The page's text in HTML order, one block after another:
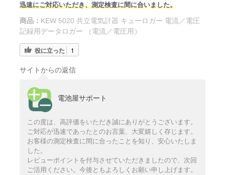
迅速にご対応いただき、測定検査に間に合いました。
商品： KEW 5020 共立電気計器 キューロガー 電流／電圧
記録用データロガー （電流／電圧用）
役に立った 1
サイトからの返信
電池屋サポート
この度は、高評価をいただき誠にありがとうございます。
ご対応が迅速であったとのお言葉、大変嬉しく存じます。
お客様の測定検査に間に合ったことを知り、安心いたしま
した。
レビューポイントを付与させていただきましたので、次回
ご活用ください。今後ともよろしくお願い申し上げます。